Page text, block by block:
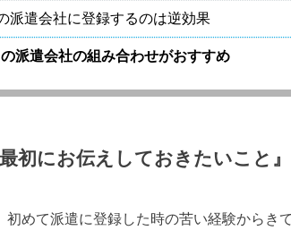
遣会社に登録するのは逆効果
派遣会社の組み合わせがおすすめ
初にお伝えしておきたいこと』
めて派遣に登録した時の苦い経験からきて